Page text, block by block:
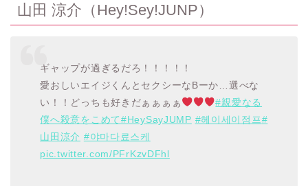
山田 涼介（Hey!Sey!JUNP）
ギャップが過ぎるだろ！！！！！
愛おしいエイジくんとセクシーなBーか…選べな
い！！どっちも好きだぁぁぁぁ
#親愛なる
僕へ殺意をこめて#HeySayJUMP #헤이세이점프#
山田涼介 #야마다료스케
pic.twitter.com/PFrKzvDFhl